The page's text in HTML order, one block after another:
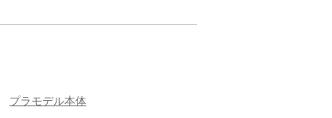
プラモデル本体